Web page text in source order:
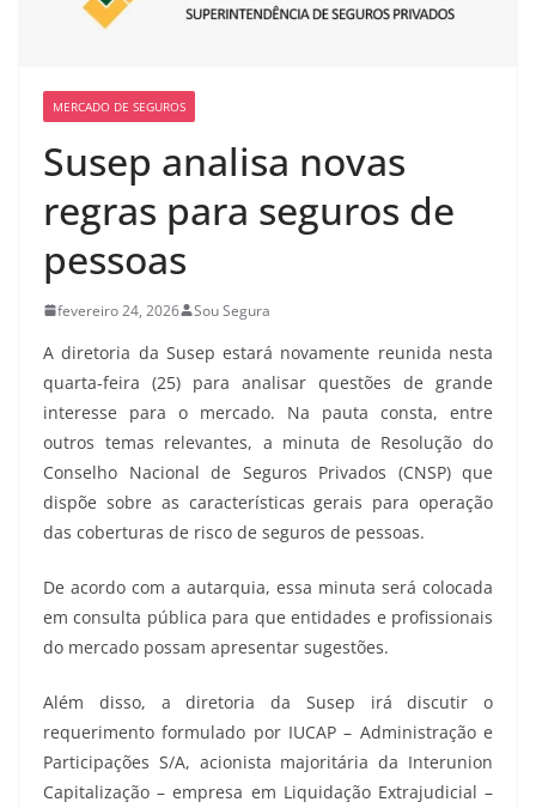
MERCADO DE SEGUROS
Susep analisa novas
regras para seguros de
pessoas
fevereiro 24, 2026 Sou Segura
A diretoria da Susep estará novamente reunida nesta
quarta-feira (25) para analisar questões de grande
interesse para o mercado. Na pauta consta, entre
outros temas relevantes, a minuta de Resolução do
Conselho Nacional de Seguros Privados (CNSP) que
dispõe sobre as características gerais para operação
das coberturas de risco de seguros de pessoas.
De acordo com a autarquia, essa minuta será colocada
em consulta pública para que entidades e profissionais
do mercado possam apresentar sugestões.
Além disso, a diretoria da Susep irá discutir o
requerimento formulado por IUCAP – Administração e
Participações S/A, acionista majoritária da Interunion
Capitalização – empresa em Liquidação Extrajudicial –